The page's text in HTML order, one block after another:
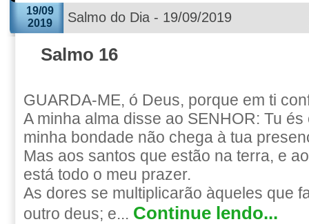
19/09
2019
Salmo do Dia - 19/09/2019
Salmo 16
GUARDA-ME, ó Deus, porque em ti
A minha alma disse ao SENHOR: Tu
minha bondade não chega à tua
Mas aos santos que estão na terra, e
está todo o meu prazer.
As dores se multiplicarão àqueles que
outro deus; e... Continue lendo...